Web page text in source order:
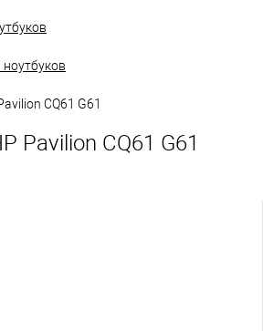
CQ61 G61
Pavilion CQ61 G61